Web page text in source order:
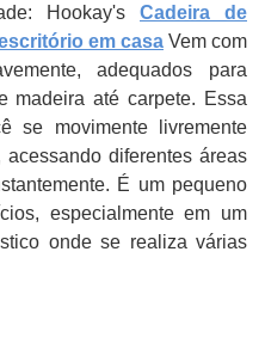
Hookay's
Cadeira de
em casa Vem com
adequados para
madeira até carpete. Essa
se movimente livremente
diferentes áreas
É um pequeno
especialmente em um
onde se realiza várias